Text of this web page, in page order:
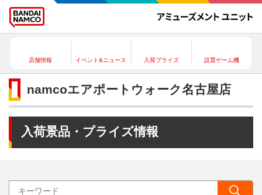
店舗情報 イベント&ニュース 入荷プライズ 設置ゲーム機
namcoエアポートウォーク名古屋店
入荷景品・プライズ情報